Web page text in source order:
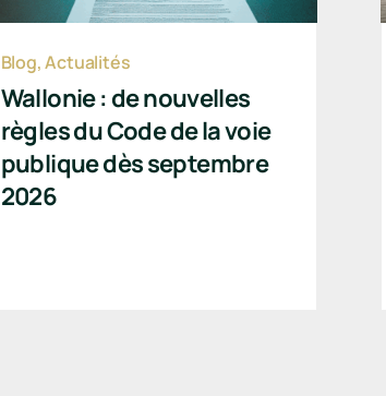
Wallonie : de nouvelles
règles du Code de la voie
publique dès septembre
2026
Blog,Actualités